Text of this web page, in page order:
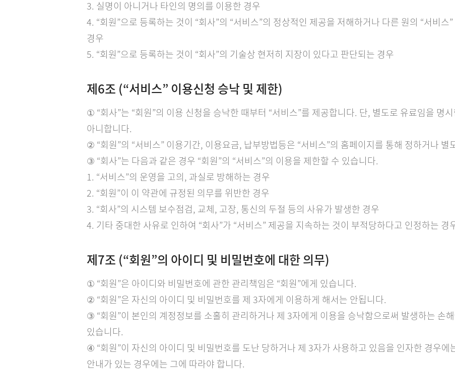
3. 실명이 아니거나 타인의 명의를 이용한 경우
4. “회원”으로 등록하는 것이 “회사”의 “서비스”의 정상적인 제공을 저해하거나 다른 원의 “서비
경우
5. “회원”으로 등록하는 것이 “회사”의 기술상 현저히 지장이 있다고 판단되는 경우
제6조 (“서비스” 이용신청 승낙 및 제한)
① “회사”는 “회원”의 이용 신청을 승낙한 때부터 “서비스”를 제공합니다. 단, 별도로 유료임을 명
아니합니다.
② “회원”의 “서비스” 이용기간, 이용요금, 납부방법등은 “서비스”의 홈페이지를 통해 정하거나
③ “회사”는 다음과 같은 경우 “회원”의 “서비스”의 이용을 제한할 수 있습니다.
1. “서비스”의 운영을 고의, 과실로 방해하는 경우
2. “회원”이 이 약관에 규정된 의무를 위반한 경우
3. “회사”의 시스템 보수점검, 교체, 고장, 통신의 두절 등의 사유가 발생한 경우
4. 기타 중대한 사유로 인하여 “회사”가 “서비스” 제공을 지속하는 것이 부적당하다고 인정하는 경
제7조 (“회원”의 아이디 및 비밀번호에 대한 의무)
① “회원”은 아이디와 비밀번호에 관한 관리책임은 “회원”에게 있습니다.
② “회원”은 자신의 아이디 및 비밀번호를 제 3자에게 이용하게 해서는 안됩니다.
③ “회원”이 본인의 계정정보를 소홀히 관리하거나 제 3자에게 이용을 승낙함으로써 발생하는 손
있습니다.
④ “회원”이 자신의 아이디 및 비밀번호를 도난 당하거나 제 3자가 사용하고 있음을 인자한 경우에
안내가 있는 경우에는 그에 따라야 합니다.